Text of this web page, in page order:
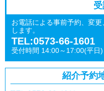
お電話による事前予約、変
します。
TEL:0573-66-1601
受付時間 14:00～17:00(平日)
紹介予約